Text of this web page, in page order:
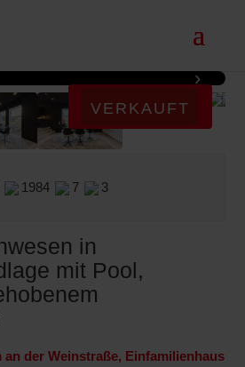
VERKAUFT
►
›
1984 7 3
in
mit Pool,
an der Weinstraße, Einfamilienhaus